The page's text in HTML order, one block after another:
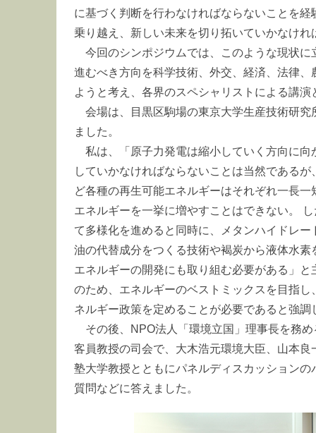
に基づく判断を行わなければならないことを
乗り越え、新しい未来を切り拓いていかなけれ
今回のシンポジウムでは、このような現状に
進むべき方向を科学技術、外交、経済、法律
ようと考え、各界のスペシャリストによる講
会場は、目黒区駒場の東京大学生産技術研究
ました。
私は、「原子力発電は縮小していく方向に向
していかなければならないことは当然である
ど各種の再生可能エネルギーはそれぞれ一長
エネルギーを一挙に増やすことはできない。
て多様化を進めると同時に、メタンハイドレ
油の代替成分をつくる技術や褐炭から液体水
エネルギーの開発にも取り組む必要がある」
のため、エネルギーのベストミックスを目指
ネルギー政策を定めることが必要であると強調
その後、NPO法人「環境立国」理事長を務
客員教授の司会で、大木浩元環境大臣、山本
塾大学教授とともにパネルディスカッション
質問などに答えました。